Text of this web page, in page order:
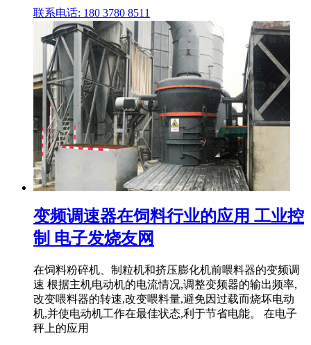
联系电话: 180 3780 8511
变频调速器在饲料行业的应用 工业控
制 电子发烧友网
在饲料粉碎机、制粒机和挤压膨化机前喂料器的变频调
速 根据主机电动机的电流情况,调整变频器的输出频率,
改变喂料器的转速,改变喂料量,避免因过载而烧坏电动
机,并使电动机工作在最佳状态,利于节省电能。 在电子
秤上的应用